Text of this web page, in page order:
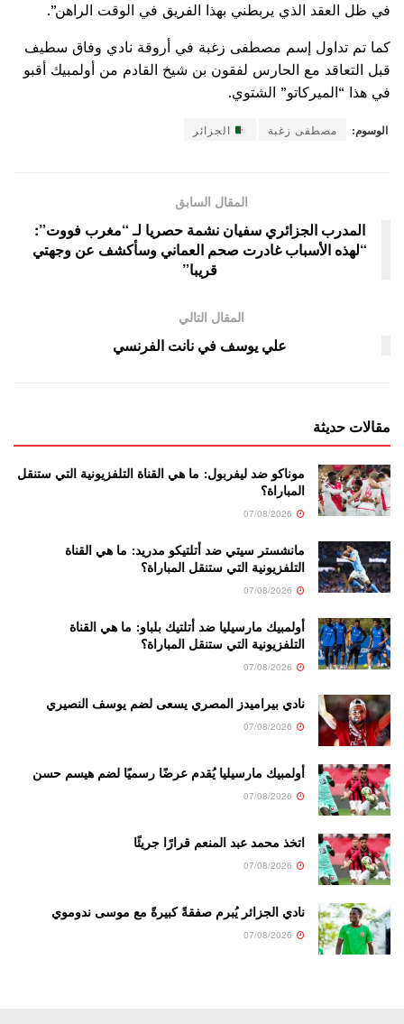
في ظل العقد الذي يربطني بهذا الفريق في الوقت الراهن”.
كما تم تداول إسم مصطفى زغبة في أروقة نادي وفاق سطيف
قبل التعاقد مع الحارس لفقون بن شيخ القادم من أولمبيك أقبو
في هذا “الميركاتو” الشتوي.
الوسوم: مصطفى زغبة الجزائر
المقال السابق
المدرب الجزائري سفيان نشمة حصريا لـ “مغرب فووت”:
“لهذه الأسباب غادرت صحم العماني وسأكشف عن وجهتي
قريبا”
المقال التالي
علي يوسف في نانت الفرنسي
مقالات حديثة
موناكو ضد ليفربول: ما هي القناة التلفزيونية التي ستنقل
المباراة؟
مانشستر سيتي ضد أتلتيكو مدريد: ما هي القناة
التلفزيونية التي ستنقل المباراة؟
أولمبيك مارسيليا ضد أتلتيك بلباو: ما هي القناة
التلفزيونية التي ستنقل المباراة؟
نادي بيراميدز المصري يسعى لضم يوسف النصيري
أولمبيك مارسيليا يُقدم عرضًا رسميًا لضم هيسم حسن
اتخذ محمد عبد المنعم قرارًا جريئًا
نادي الجزائر يُبرم صفقةً كبيرةً مع موسى ندوموي